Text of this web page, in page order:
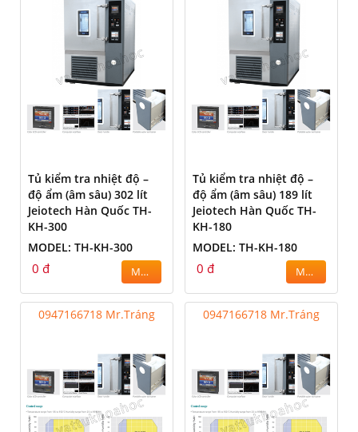
Tủ kiểm tra nhiệt độ –
độ ẩm (âm sâu) 302 lít
Jeiotech Hàn Quốc TH-
KH-300
MODEL: TH-KH-300
0 đ MUA
Tủ kiểm tra nhiệt độ –
độ ẩm (âm sâu) 189 lít
Jeiotech Hàn Quốc TH-
KH-180
MODEL: TH-KH-180
0 đ MUA
0947166718 Mr.Tráng 0947166718 Mr.Tráng